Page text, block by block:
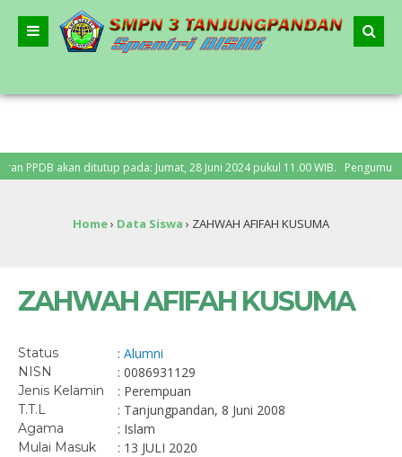
akan ditutup pada: Jumat, 28 Juni 2024 pukul 11.00 WIB. Pengumuman
Home› Data Siswa › ZAHWAH AFIFAH KUSUMA
ZAHWAH AFIFAH KUSUMA
Status : Alumni
NISN : 0086931129
Jenis Kelamin : Perempuan
T.T.L : Tanjungpandan, 8 Juni 2008
Agama : Islam
Mulai Masuk : 13 JULI 2020